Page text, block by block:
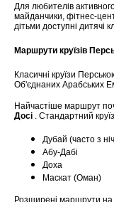
Для любителів
майданчики, фітнес-
дітьми доступні дитячі
Маршрути круїзів
Класичні круїзи
Об'єднаних Арабських
Найчастіше маршрут
Досі . Стандартний
Дубай (часто з
Абу-Дабі
Доха
Маскат (Оман)
Розширені маршрути на